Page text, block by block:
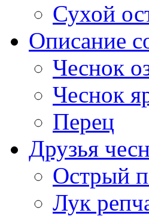
Сухой
Описание
Чеснок
Чеснок
Перец
Друзья
Острый
Лук